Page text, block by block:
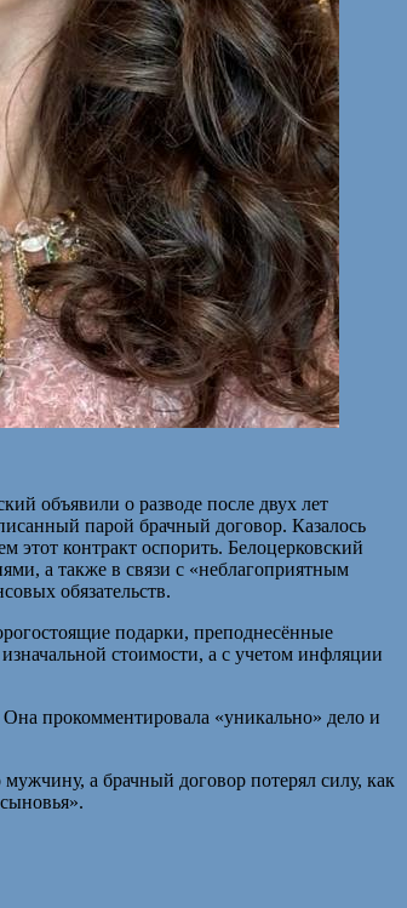
объявили о разводе после двух лет
парой брачный договор. Казалось
контракт оспорить. Белоцерковский
а также в связи с «неблагоприятным
обязательств.
подарки, преподнесённые
стоимости, а с учетом инфляции
Она прокомментировала «уникально» дело и
а брачный договор потерял силу, как